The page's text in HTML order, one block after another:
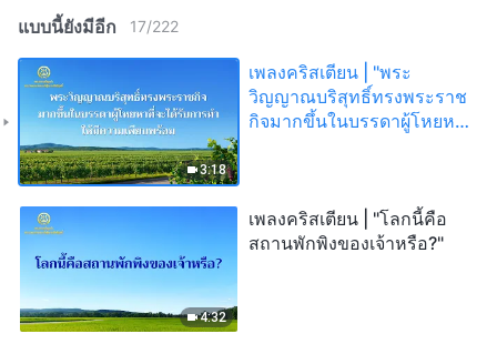
แบบนี้ยังมีอีก 17/222
3:18
เพลงคริสเตียน | "พระ
วิญญาณบริสุทธิ์ทรงพระราช
กิจมากขึ้นในบรรดาผู้โหยหา
4:32
เพลงคริสเตียน | "โลกนี้คือ
สถานพักพิงของเจ้าหรือ?"